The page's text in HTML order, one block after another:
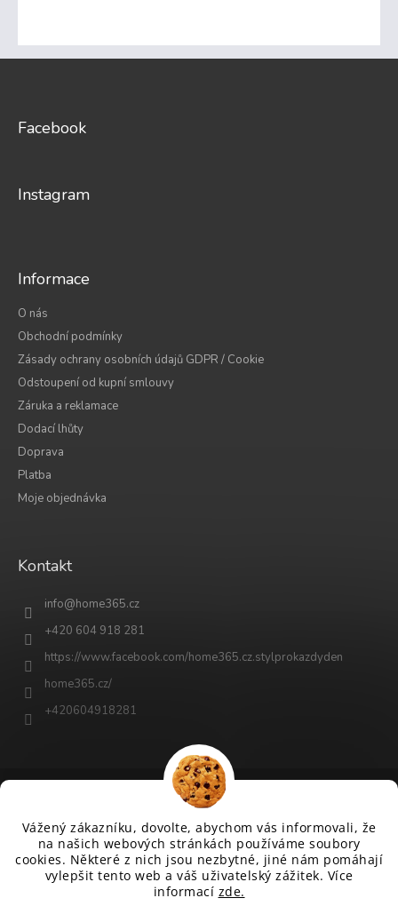
Vážený zákazníku, dovolte, abychom vás informovali, že
na našich webových stránkách používáme soubory
cookies. Některé z nich jsou nezbytné, jiné nám pomáhají
vylepšit tento web a váš uživatelský zážitek. Více
informací zde.
Z
Facebook
Instagram
Informace
O nás
Obchodní podmínky
Zásady ochrany osobních údajů GDPR / Cookie
Odstoupení od kupní smlouvy
Záruka a reklamace
Dodací lhůty
Doprava
Platba
Moje objednávka
Kontakt
info@home365.cz
+420 604 918 281
https://www.facebook.com/home365.cz.stylprokazdyden
home365.cz/
+420604918281
Vytvořil Shoptet
Copyright 2026www.home365.cz. Všechna práva vyhrazena.
Upravit nastavení cookies
Grafický návrh vytvořil a na Shoptet implementoval